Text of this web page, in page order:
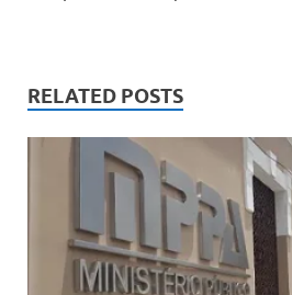
RELATED POSTS